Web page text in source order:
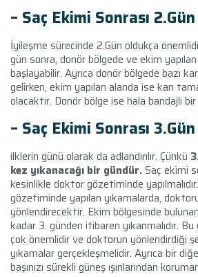
– Saç Ekimi Sonrası 2.Gün
İyileşme sürecinde 2.Gün oldukça
gün sonra, donör bölgede ve ekim
başlayabilir. Ayrıca donör bölgede bazı
gelirken, ekim yapılan alanda ise kan
olacaktır. Donör bölge ise hala bandajlı
– Saç Ekimi Sonrası 3.Gün
ilklerin günü olarak da adlandırılır. Çünkü
kez yıkanacağı bir gündür.Saç ekimi
kesinlikle doktor gözetiminde
gözetiminde yapılan yıkamalarda,
yönlendirecektir. Ekim bölgesinde
kadar 3. günden itibaren yıkanmalıdır.
çok önemlidir ve doktorun yönlendirdiği
yıkamalar gerçekleşmelidir. Ayrıca bir
başınızı sürekli güneş ışınlarından